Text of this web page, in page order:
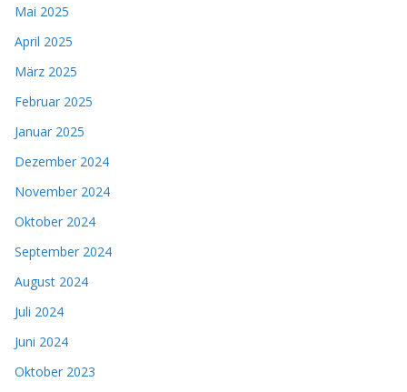
Mai 2025
April 2025
März 2025
Februar 2025
Januar 2025
Dezember 2024
November 2024
Oktober 2024
September 2024
August 2024
Juli 2024
Juni 2024
Oktober 2023